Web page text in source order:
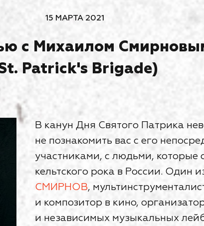
15 МАРТА 2021
с Михаилом
Patrick's Brigade)
В канун Дня Святого Патрика
не познакомить вас с его
участниками, с людьми, которые
кельтского рока в России. Один
СМИРНОВ,
и композитор в кино,
и независимых музыкальных